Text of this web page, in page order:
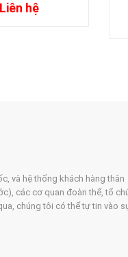
Liên hệ
và hệ thống khách hàng thân
các cơ quan đoàn thể, tổ
chúng tôi có thể tự tin vào